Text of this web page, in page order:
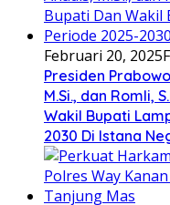
Februari 20, 2025
Presiden
M.Si., dan Romli,
Wakil Bupati
2030 Di Istana